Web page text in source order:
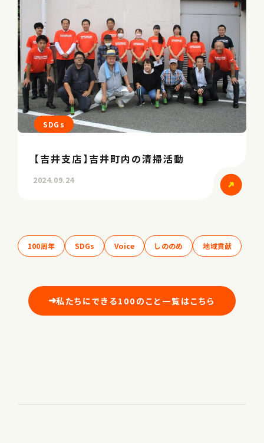
SDGs
【吉井支店】吉井町内の清掃活動
2024.09.24
100周年 SDGs Voice しののめ 地域貢献
私たちにできる100のこと一覧はこちら